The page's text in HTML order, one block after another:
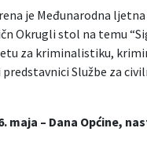
je Međunarodna
Okrugli stol na temu
za kriminalistiku,
Službe za
– Dana Općine,